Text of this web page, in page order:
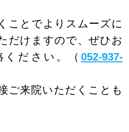
ことでよりスムーズに
だけますので、ぜひお
ください。（ 052-937-
ご来院いただくことも